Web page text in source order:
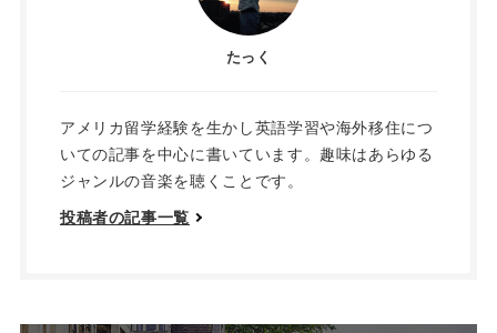
たっく
アメリカ留学経験を生かし英語学習や海外移住につ
いての記事を中心に書いています。趣味はあらゆる
ジャンルの音楽を聴くことです。
投稿者の記事一覧